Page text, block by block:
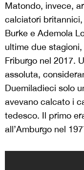
Matondo, invece,
calciatori
Burke e Ademola
ultime due
Friburgo nel 2017.
assoluta,
Duemiladieci solo
avevano calcato i
tedesco. Il primo
all’Amburgo nel